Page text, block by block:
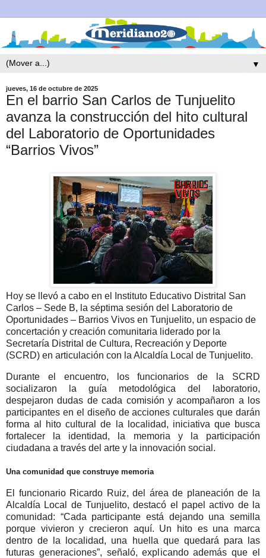
▼
jueves, 16 de octubre de 2025
En el barrio San Carlos de Tunjuelito
avanza la construcción del hito cultural
del Laboratorio de Oportunidades
“Barrios Vivos”
Hoy se llevó a cabo en el
Instituto Educativo Distrital San
Carlos – Sede B, la séptima sesión del
Laboratorio de
Oportunidades – Barrios Vivos en Tunjuelito, un espacio de
concertación y creación comunitaria liderado por la
Secretaría Distrital de Cultura, Recreación y Deporte
(SCRD) en articulación con la Alcaldía Local de Tunjuelito.
Durante el encuentro, los funcionarios de la SCRD
socializaron la guía metodológica del laboratorio,
despejaron dudas de cada comisión y acompañaron a los
participantes en el diseño de acciones culturales que darán
forma al
hito cultural de la localidad, iniciativa que busca
fortalecer la identidad, la memoria y la participación
ciudadana a través del arte y la innovación social.
Una comunidad que construye memoria
El funcionario Ricardo Ruiz, del área de planeación de la
Alcaldía Local de Tunjuelito, destacó el papel activo de la
comunidad: “Cada participante está dejando una semilla
porque vivieron y crecieron aquí. Un hito es una marca
dentro de la localidad, una huella que quedará para las
futuras generaciones”, señaló, explicando además que el